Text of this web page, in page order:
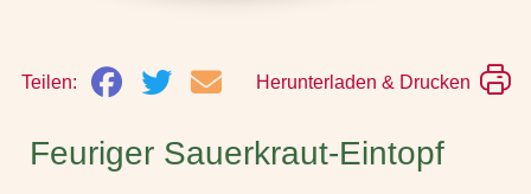
Teilen: Herunterladen & Drucken
Feuriger Sauerkraut-Eintopf